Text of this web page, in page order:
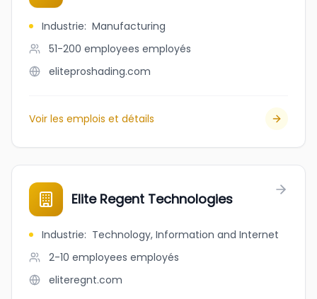
Industrie: Manufacturing
51-200 employees employés
eliteproshading.com
Voir les emplois et détails
Elite Regent Technologies
Industrie: Technology, Information and Internet
2-10 employees employés
eliteregnt.com